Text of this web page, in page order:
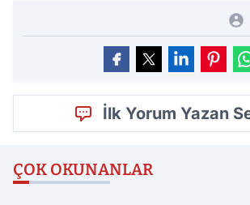
İlk Yorum Yazan
ÇOK OKUNANLAR